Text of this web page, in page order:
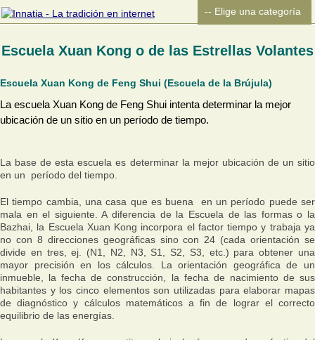
Escuela Xuan Kong o de las Estrellas Volantes
Escuela Xuan Kong de Feng Shui (Escuela de la Brújula)
La escuela Xuan Kong de Feng Shui intenta determinar la mejor
ubicación de un sitio en un período de tiempo.
La base de esta escuela es determinar la mejor ubicación de un sitio
en un período del tiempo.
El tiempo cambia, una casa que es buena en un período puede ser
mala en el siguiente. A diferencia de la Escuela de las formas o la
Bazhai, la Escuela Xuan Kong incorpora el factor tiempo y trabaja ya
no con 8 direcciones geográficas sino con 24 (cada orientación se
divide en tres, ej. (N1, N2, N3, S1, S2, S3, etc.) para obtener una
mayor precisión en los cálculos. La orientación geográfica de un
inmueble, la fecha de construcción, la fecha de nacimiento de sus
habitantes y los cinco elementos son utilizadas para elaborar mapas
de diagnóstico y cálculos matemáticos a fin de lograr el correcto
equilibrio de las energías.